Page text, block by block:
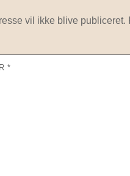
vil ikke blive publiceret.
*